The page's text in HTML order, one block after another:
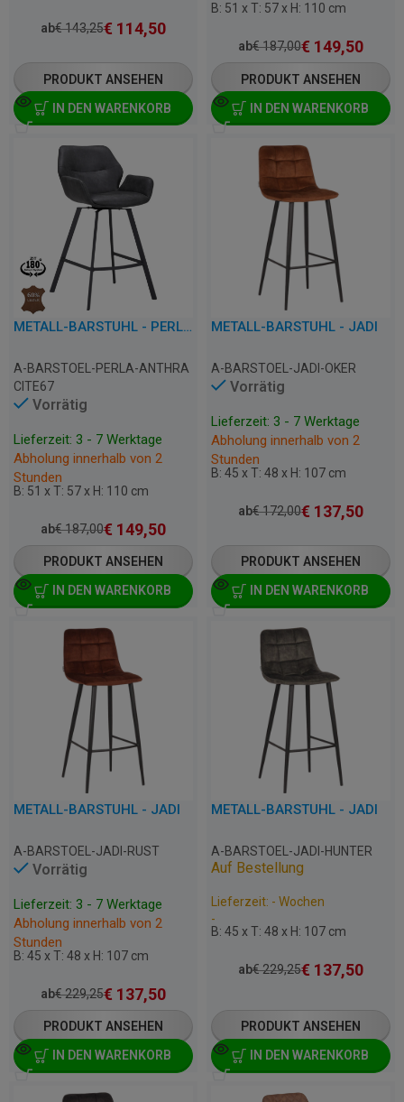
ab€143,25€ 114,50
PRODUKT ANSEHEN
IN DEN WARENKORB
B: 51 x T: 57 x H: 110 cm
ab€187,00€ 149,50
PRODUKT ANSEHEN
IN DEN WARENKORB
METALL-BARSTUHL - PERLA - LEDER/KUNSTLEDER
A-BARSTOEL-PERLA-ANTHRA
CITE67
Vorrätig
Lieferzeit: 3 - 7 Werktage
Abholung innerhalb von 2
Stunden
B: 51 x T: 57 x H: 110 cm
ab€187,00€ 149,50
PRODUKT ANSEHEN
IN DEN WARENKORB
METALL-BARSTUHL - JADI
A-BARSTOEL-JADI-OKER
Vorrätig
Lieferzeit: 3 - 7 Werktage
Abholung innerhalb von 2
Stunden
B: 45 x T: 48 x H: 107 cm
ab€172,00€ 137,50
PRODUKT ANSEHEN
IN DEN WARENKORB
METALL-BARSTUHL - JADI
A-BARSTOEL-JADI-RUST
Vorrätig
Lieferzeit: 3 - 7 Werktage
Abholung innerhalb von 2
Stunden
B: 45 x T: 48 x H: 107 cm
ab€229,25€ 137,50
PRODUKT ANSEHEN
IN DEN WARENKORB
METALL-BARSTUHL - JADI
A-BARSTOEL-JADI-HUNTER
Auf Bestellung
Lieferzeit: - Wochen
-
B: 45 x T: 48 x H: 107 cm
ab€229,25€ 137,50
PRODUKT ANSEHEN
IN DEN WARENKORB